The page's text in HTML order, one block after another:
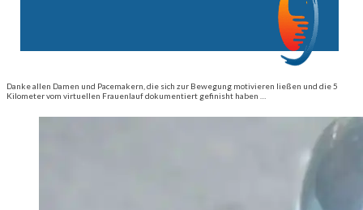
Danke allen Damen und Pacemakern, die sich zur Bewegung motivieren ließen und die 5
Kilometer vom virtuellen Frauenlauf dokumentiert gefinisht haben …